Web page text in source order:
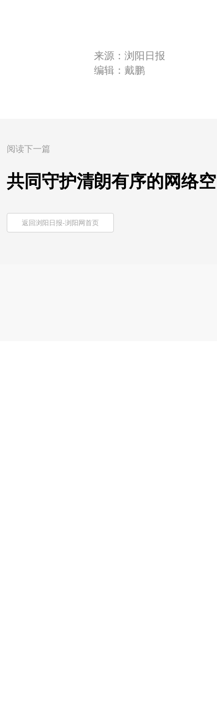
来源：浏阳日报
编辑：戴鹏
阅读下一篇
共同守护清朗有序的网络
返回浏阳日报-浏阳网首页